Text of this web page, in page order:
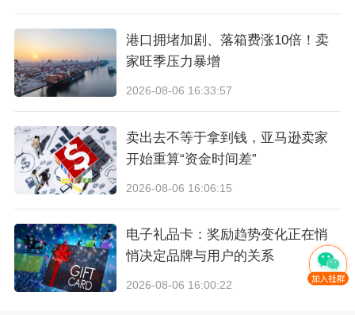
从上到下，每一层都在做一件特定的事。
第一层：钩子区（首屏 Hero Se
ction）
用户打开页面后的前 3 秒决定一切。
主图展示场景，而非白底图：用"穿在真实的人身
上"、"放在真实家居环境里"的场景图，让用户在
港口拥堵加剧、落箱费涨10倍！卖
家旺季压力暴增
2026-08-06 16:33:57
卖出去不等于拿到钱，亚马逊卖家
开始重算“资金时间差”
2026-08-06 16:06:15
电子礼品卡：奖励趋势变化正在悄
悄决定品牌与用户的关系
2026-08-06 16:00:22